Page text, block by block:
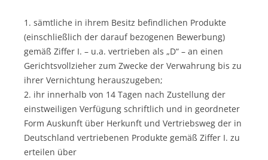
1. sämtliche in ihrem Besitz befindlichen Produkte
(einschließlich der darauf bezogenen Bewerbung)
gemäß Ziffer I. – u.a. vertrieben als „D“ – an einen
Gerichtsvollzieher zum Zwecke der Verwahrung bis zu
ihrer Vernichtung herauszugeben;
2. ihr innerhalb von 14 Tagen nach Zustellung der
einstweiligen Verfügung schriftlich und in geordneter
Form Auskunft über Herkunft und Vertriebsweg der in
Deutschland vertriebenen Produkte gemäß Ziffer I. zu
erteilen über